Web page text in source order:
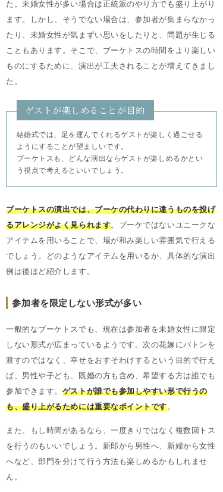
た。未婚女性が多い場合は正統派のやり方でも盛り上がり
ます。しかし、そうでない場合は、参加者が集まらなかっ
たり、未婚女性が気まずい思いをしたりと、問題が生じる
こともあります。そこで、ブーケトスの時間をより楽しい
ものにするために、演出が工夫されることが増えてきまし
た。
ゲストが楽しめることが目的
結婚式では、足を運んでくれるゲストが楽しく過ごせる
ようにすることが望ましいです。
ブーケトスも、どんな演出ならゲストが楽しめるかとい
う視点で考えるといいでしょう。
ブーケトスの演出では、ブーケの代わりに違うものを投げ
るアレンジがよく見られます。ブーケではないユニークな
アイテムを用いることで、場が和み楽しい雰囲気で行える
でしょう。どのようなアイテムを用いるか、具体的な演出
例は後ほど紹介します。
参加者を限定しない形式が多い
一般的なブーケトスでも、現在は参加者を未婚女性に限定
しない形式が広まっているようです。次の花嫁にバトンを
渡すのではなく、幸せをおすそわけするという目的で行え
ば、男性や子ども、既婚の方も含め、希望する方は誰でも
参加できます。 ゲストが誰でも参加しやすい形で行うの
も、盛り上がるためには重要なポイントです。
また、もし時間があるなら、一度きりではなく複数回トス
を行うのもいいでしょう。新郎から男性へ、新婦から女性
へなど、部門を分けて行う方法も楽しめるかもしれませ
ん。